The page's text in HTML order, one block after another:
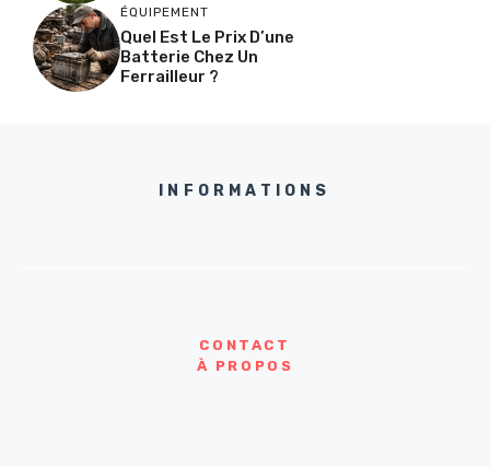
ÉQUIPEMENT
Quel Est Le Prix D’une
Batterie Chez Un
Ferrailleur ?
INFORMATIONS
CONTACT
À PROPOS